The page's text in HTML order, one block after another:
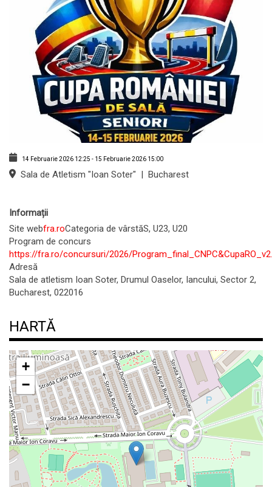
14 Februarie 2026 12:25 - 15 Februarie 2026 15:00
Sala de Atletism "Ioan Soter" | Bucharest
Informații
Site webfra.roCategoria de vârstăS, U23, U20
Program de concurs
https://fra.ro/concursuri/2026/
Adresă
Sala de atletism Ioan Soter, Drumul Oaselor, Iancului, Sector 2,
Bucharest, 022016
HARTĂ
+
−